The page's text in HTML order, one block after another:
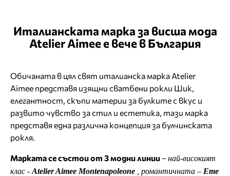
Италианската марка за висша мода
Atelier Aimee е вече в България
Обичаната в цял свят италианска марка Atelier
Aimee представя изящни сватбени рокли Шик,
елегантност, скъпи материи за булките с вкус и
развито чувство за стил и естетика, тази марка
представя една различна концепция за булчинската
рокля.
Марката се състои от 3 модни линии –най-високият
клас - Atelier Aimee Montenapoleone , романтичната – Eme